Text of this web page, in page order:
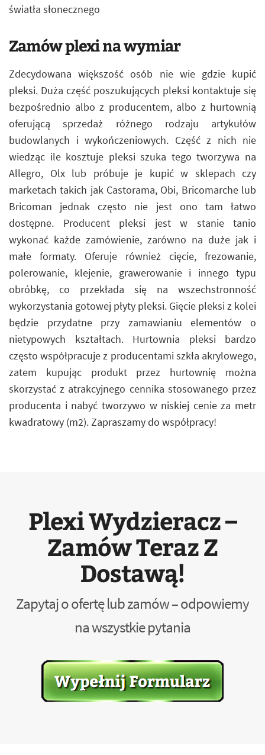
światła słonecznego
Zamów plexi na wymiar
Zdecydowana większość osób nie wie gdzie kupić
pleksi. Duża część poszukujących pleksi kontaktuje się
bezpośrednio albo z producentem, albo z hurtownią
oferującą sprzedaż różnego rodzaju artykułów
budowlanych i wykończeniowych. Część z nich nie
wiedząc ile kosztuje pleksi szuka tego tworzywa na
Allegro, Olx lub próbuje je kupić w sklepach czy
marketach takich jak Castorama, Obi, Bricomarche lub
Bricoman jednak często nie jest ono tam łatwo
dostępne. Producent pleksi jest w stanie tanio
wykonać każde zamówienie, zarówno na duże jak i
małe formaty. Oferuje również cięcie, frezowanie,
polerowanie, klejenie, grawerowanie i innego typu
obróbkę, co przekłada się na wszechstronność
wykorzystania gotowej płyty pleksi. Gięcie pleksi z kolei
będzie przydatne przy zamawianiu elementów o
nietypowych kształtach. Hurtownia pleksi bardzo
często współpracuje z producentami szkła akrylowego,
zatem kupując produkt przez hurtownię można
skorzystać z atrakcyjnego cennika stosowanego przez
producenta i nabyć tworzywo w niskiej cenie za metr
kwadratowy (m2). Zapraszamy do współpracy!
Plexi Wydzieracz –
Zamów Teraz Z
Dostawą!
Zapytaj o ofertę lub zamów – odpowiemy
na wszystkie pytania